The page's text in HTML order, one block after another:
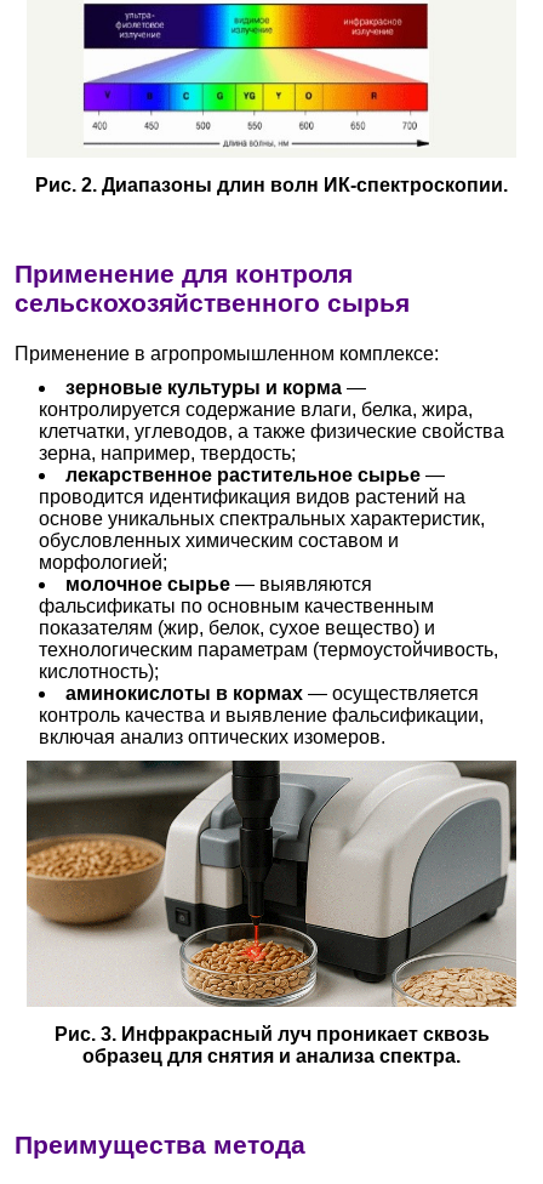
Рис. 2. Диапазоны длин волн ИК-спектроскопии.
Применение для контроля
сельскохозяйственного сырья
Применение в агропромышленном комплексе:
зерновые культуры и корма —
контролируется содержание влаги, белка, жира,
клетчатки, углеводов, а также физические свойства
зерна, например, твердость;
лекарственное растительное сырье —
проводится идентификация видов растений на
основе уникальных спектральных характеристик,
обусловленных химическим составом и
морфологией;
молочное сырье — выявляются
фальсификаты по основным качественным
показателям (жир, белок, сухое вещество) и
технологическим параметрам (термоустойчивость,
кислотность);
аминокислоты в кормах — осуществляется
контроль качества и выявление фальсификации,
включая анализ оптических изомеров.
Рис. 3. Инфракрасный луч проникает сквозь
образец для снятия и анализа спектра.
Преимущества метода